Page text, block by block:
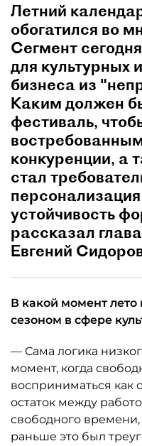
Летний
обогатился во
Сегмент
для культурных
бизнеса из
Каким должен
фестиваль,
конкуренции, а
стал
устойчивость
рассказал
Евгений
В какой момент
сезоном в сфере
— Сама логика
момент, когда
восприниматься как
остаток между
свободного
раньше это был